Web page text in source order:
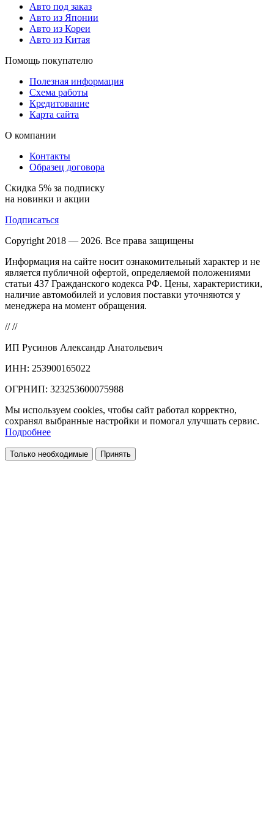
Авто под заказ
Авто из Японии
Авто из Кореи
Авто из Китая
Помощь покупателю
Полезная информация
Схема работы
Кредитование
Карта сайта
О компании
Контакты
Образец договора
Скидка 5% за подписку
на новинки и акции
Подписаться
Copyright 2018 — 2026. Все права защищены
Информация на сайте носит ознакомительный характер и не
является публичной офертой, определяемой положениями
статьи 437 Гражданского кодекса РФ. Цены, характеристики,
наличие автомобилей и условия поставки уточняются у
менеджера на момент обращения.
////
ИП Русинов Александр Анатольевич
ИНН: 253900165022
ОГРНИП: 323253600075988
Мы используем cookies, чтобы сайт работал корректно,
сохранял выбранные настройки и помогал улучшать сервис.
Подробнее
Только необходимые Принять